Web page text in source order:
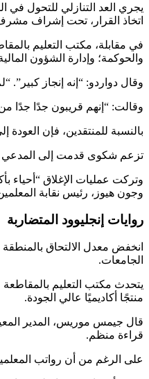
يجري العد التنازلي للتحول في
اتخاذ القرار، تحت إشراف مشرف
والحوكمة؛ وإدارة الشؤون
وقال دواردو: “إنه إنجاز كبير”.
وقالت: “إنهم قريبون جدًا جدًا
بالنسبة للمنتقدين، فإن
تزعم شكوى قدمت إلى المدعي
وتركت عمليات الإغلاق “أحياء
وجون هيوز، رئيس نقابة
روايات إنجليوود المتضاربة
الجامعات.
يتحدث مكتب التعليم
منتجًا أكاديميًا عالي الجودة.
قال جيمس موريس، المدير المعين
قراءة منظم.
على الرغم من أن رواتب